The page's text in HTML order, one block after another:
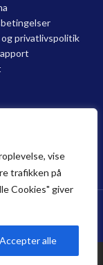
vise
trafikken på
Cookies" giver
Accepter alle
privatlivspolitik
ingredienser i
NemBestil ApS